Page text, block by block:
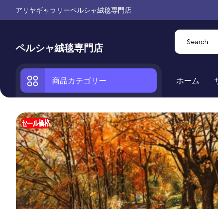
アリヤギャラリーペルシャ絨毯専門店
ペルシャ絨毯専門店
商品カテゴリー ホーム